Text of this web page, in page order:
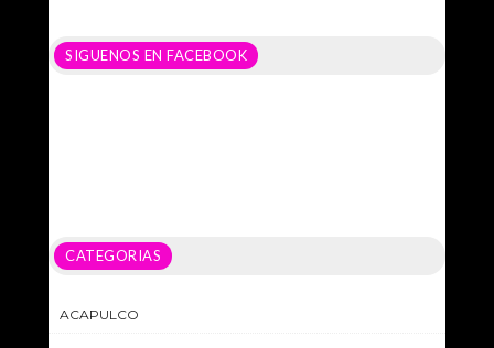
SIGUENOS EN FACEBOOK
CATEGORIAS
ACAPULCO